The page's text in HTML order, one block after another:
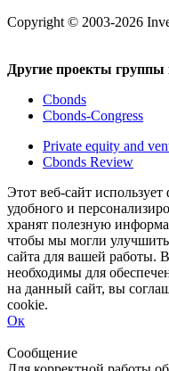
Copyright © 2003-2026
Другие проекты
Cbonds
Cbonds-Congress
Private equity and
Cbonds Review
Этот веб-сайт
удобного и
хранят полезную
чтобы мы могли улучшить
сайта для вашей работы.
необходимы для
на данный сайт, вы
cookie.
Ок
Сообщение